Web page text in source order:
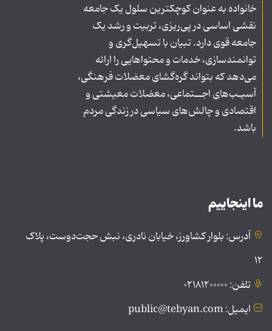
خانواده به عنوان کوچکترین سلول یک جامعه
نقشی اساسی در پی‌ریزی، تربیت و رشد یک
جامعه قوی دارد. تبیان با تسهیل‌گری و
توانمندسازی، خدمات و محتواهایی را ارائه
می‌دهد که بتواند گره‌گشای معضلات فرهنگی،
آسیـب‌های اجــتماعی، معضلات معیشتی و
اقتصادی و چالش‌های سیاسی در زندگی مردم
باشد.
ما اینجاییم
آدرس: بلوار کشاورز، خیابان نادری، نبش حجت‌دوست، پلاک
۱۲
تلفن: ۰۲۱۸۱۲۰۰۰۰۰
ایمیل: public@tebyan.com